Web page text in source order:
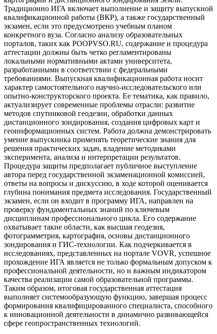
Традиционно ИГА включает выполнение и защиту выпускной
квалификационной работы (ВКР), а также государственный
экзамен, если это предусмотрено учебным планом
конкретного вуза. Согласно анализу образовательных
порталов, таких как POOPVSO.RU, содержание и процедура
аттестации должны быть четко регламентированы
локальными нормативными актами университета,
разработанными в соответствии с федеральными
требованиями. Выпускная квалификационная работа носит
характер самостоятельного научно-исследовательского или
опытно-конструкторского проекта. Ее тематика, как правило,
актуализирует современные проблемы отрасли: развитие
методов спутниковой геодезии, обработки данных
дистанционного зондирования, создания цифровых карт и
геоинформационных систем. Работа должна демонстрировать
умение выпускника применять теоретические знания для
решения практических задач, владение методиками
эксперимента, анализа и интерпретации результатов.
Процедура защиты предполагает публичное выступление
автора перед государственной экзаменационной комиссией,
ответы на вопросы и дискуссию, в ходе которой оценивается
глубина понимания предмета исследования. Государственный
экзамен, если он входит в программу ИГА, направлен на
проверку фундаментальных знаний по ключевым
дисциплинам профессионального цикла. Его содержание
охватывает такие области, как высшая геодезия,
фотограмметрия, картография, основы дистанционного
зондирования и ГИС-технологии. Как подчеркивается в
исследованиях, представленных на портале VOVR, успешное
прохождение ИГА является не только формальным допуском к
профессиональной деятельности, но и важным индикатором
качества реализации самой образовательной программы.
Таким образом, итоговая государственная аттестация
выполняет системообразующую функцию, завершая процесс
формирования квалифицированного специалиста, способного
к инновационной деятельности в динамично развивающейся
сфере геопространственных технологий.